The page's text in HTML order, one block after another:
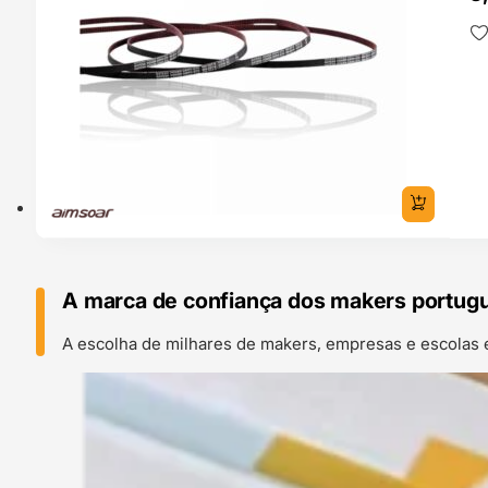
A marca de confiança dos makers
A escolha de milhares de makers, empresas e escolas